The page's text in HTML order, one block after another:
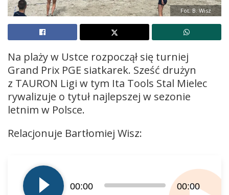
Fot. B. Wisz
Na plaży w Ustce rozpoczął się turniej
Grand Prix PGE siatkarek. Sześć drużyn
z TAURON Ligi w tym Ita Tools Stal Mielec
rywalizuje o tytuł najlepszej w sezonie
letnim w Polsce.
Relacjonuje Bartłomiej Wisz:
plików
dźwiękowych
00:00 00:00